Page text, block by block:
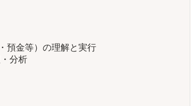
預金等）の理解と実行
分析